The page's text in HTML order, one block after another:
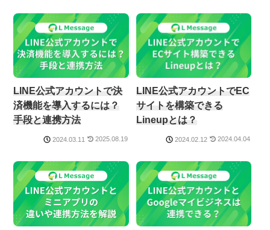
LINE公式アカウントで決
済機能を導入するには？
手段と連携方法
2024.03.11 2025.08.19
LINE公式アカウントでEC
サイトを構築できる
Lineupとは？
2024.02.12 2024.04.04